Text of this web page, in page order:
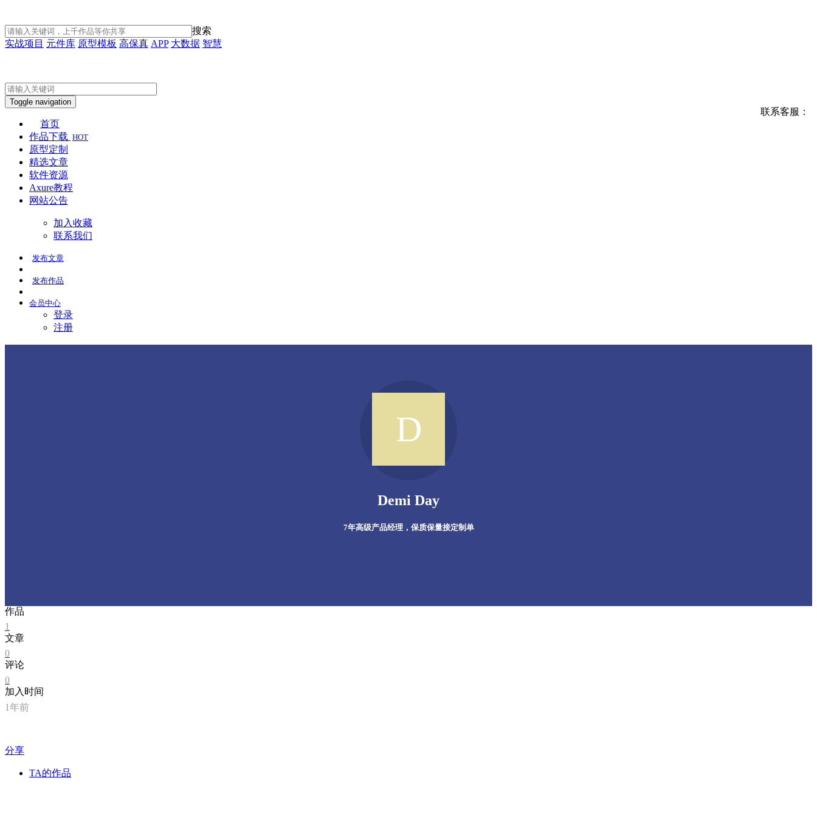
搜索
实战项目 元件库 原型模板 高保真 APP 大数据 智慧
联系客服：
Toggle navigation
首页
作品下载 HOT
原型定制
精选文章
软件资源
Axure教程
网站公告
加入收藏
联系我们
发布文章
发布作品
会员中心
登录
注册
Demi Day
7年高级产品经理，保质保量接定制单
作品
1
文章
0
评论
0
加入时间
1年前
分享
TA的作品